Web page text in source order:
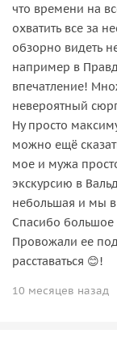
что времени на
охватить все за
обзорно видеть
например в
впечатление!
невероятный
Ну просто
можно ещё
мое и мужа
экскурсию в
небольшая и мы в
Спасибо большое
Провожали ее
расставаться 😊!
10 месяцев назад